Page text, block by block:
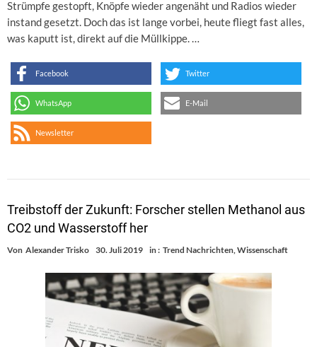
Strümpfe gestopft, Knöpfe wieder angenäht und Radios wieder
instand gesetzt. Doch das ist lange vorbei, heute fliegt fast alles,
was kaputt ist, direkt auf die Müllkippe. …
Facebook Twitter
WhatsApp E-Mail
Newsletter
Treibstoff der Zukunft: Forscher stellen Methanol aus
CO2 und Wasserstoff her
Von Alexander Trisko 30. Juli 2019 in : Trend Nachrichten Wissenschaft